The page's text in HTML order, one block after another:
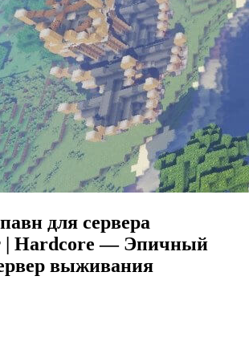
для сервера
Hardcore — Эпичный
выживания